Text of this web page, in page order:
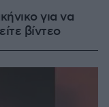
για να
βίντεο